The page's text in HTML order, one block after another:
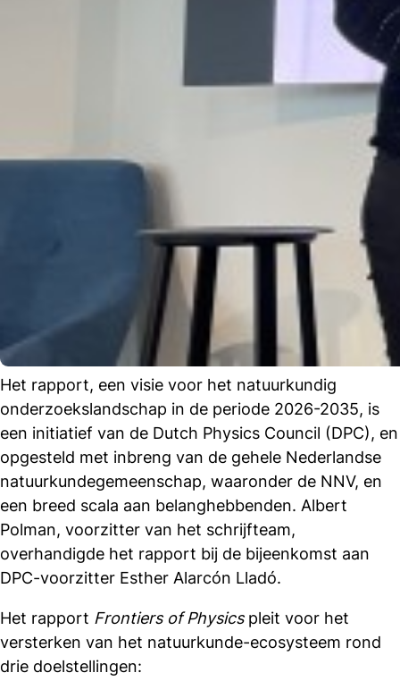
Het rapport, een visie voor het natuurkundig
onderzoekslandschap in de periode 2026-2035, is
een initiatief van de Dutch Physics Council (DPC), en
opgesteld met inbreng van de gehele Nederlandse
natuurkundegemeenschap, waaronder de NNV, en
een breed scala aan belanghebbenden. Albert
Polman, voorzitter van het schrijfteam,
overhandigde het rapport bij de bijeenkomst aan
DPC-voorzitter Esther Alarcón Lladó.
Het rapport Frontiers of Physicspleit voor het
versterken van het natuurkunde-ecosysteem rond
drie doelstellingen: